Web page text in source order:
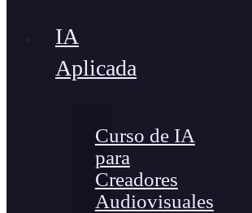
IA
Aplicada
Curso de IA
para
Creadores
Audiovisuales